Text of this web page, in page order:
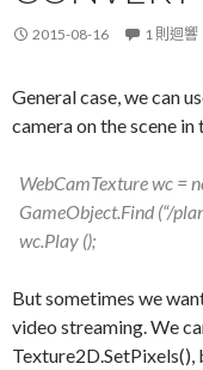
2015-08-16 1 則迴響
General case, we can
camera on the scene
WebCamTexturewc =
GameObject.Find (“/
wc.Play ();
But sometimes we
video streaming. We